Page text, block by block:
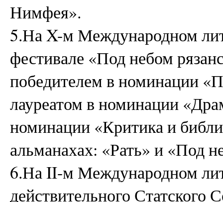
Нимфея».
5.На X-м Международном
фестивале «Под небом
победителем в номинации
лауреатом в номинации
номинации «Критика и
альманахах: «Рать» и «Под
6.На II-м Международном
действительного Статского